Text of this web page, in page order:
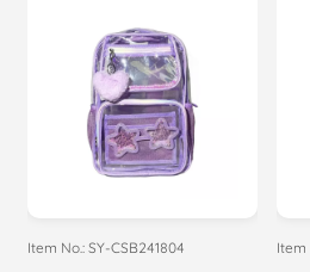
Item No.: SY-CSB241804 Item